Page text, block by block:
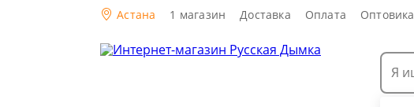
Астана 1 магазин Доставка Оплата